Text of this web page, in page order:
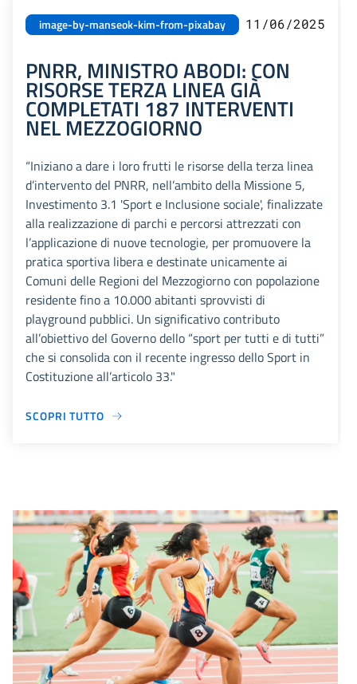
image-by-manseok-kim-from-pixabay 11/06/2025
PNRR, MINISTRO ABODI: CON
RISORSE TERZA LINEA GIÀ
COMPLETATI 187 INTERVENTI
NEL MEZZOGIORNO
“Iniziano a dare i loro frutti le risorse della terza linea
d’intervento del PNRR, nell’ambito della Missione 5,
Investimento 3.1 'Sport e Inclusione sociale', finalizzate
alla realizzazione di parchi e percorsi attrezzati con
l’applicazione di nuove tecnologie, per promuovere la
pratica sportiva libera e destinate unicamente ai
Comuni delle Regioni del Mezzogiorno con popolazione
residente fino a 10.000 abitanti sprovvisti di
playground pubblici. Un significativo contributo
all’obiettivo del Governo dello “sport per tutti e di tutti”
che si consolida con il recente ingresso dello Sport in
Costituzione all’articolo 33."
SCOPRI TUTTO